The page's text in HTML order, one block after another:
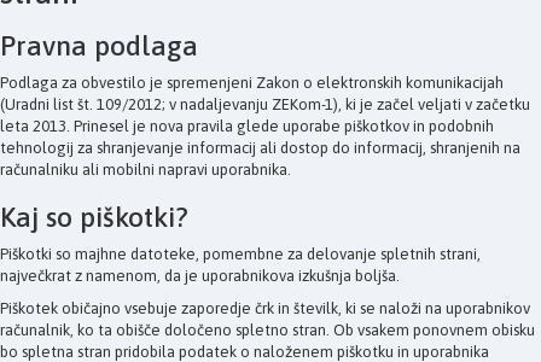
Pravna podlaga
Podlaga za obvestilo je spremenjeni Zakon o elektronskih komunikacijah
(Uradni list št. 109/2012; v nadaljevanju ZEKom-1), ki je začel veljati v začetku
leta 2013. Prinesel je nova pravila glede uporabe piškotkov in podobnih
tehnologij za shranjevanje informacij ali dostop do informacij, shranjenih na
računalniku ali mobilni napravi uporabnika.
Kaj so piškotki?
Piškotki so majhne datoteke, pomembne za delovanje spletnih strani,
največkrat z namenom, da je uporabnikova izkušnja boljša.
Piškotek običajno vsebuje zaporedje črk in številk, ki se naloži na uporabnikov
računalnik, ko ta obišče določeno spletno stran. Ob vsakem ponovnem obisku
bo spletna stran pridobila podatek o naloženem piškotku in uporabnika